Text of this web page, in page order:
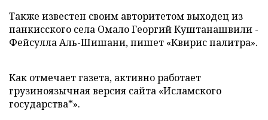
Также известен своим авторитетом выходец из
панкисского села Омало Георгий Куштанашвили -
Фейсулла Аль-Шишани, пишет «Квирис палитра».
Как отмечает газета, активно работает
грузиноязычная версия сайта «Исламского
государства*».